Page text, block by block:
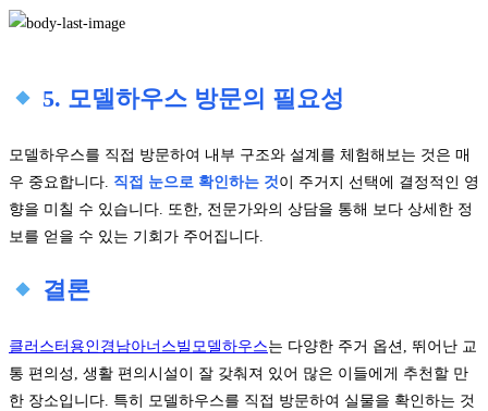
5. 모델하우스 방문의 필요성
모델하우스를 직접 방문하여 내부 구조와 설계를 체험해보는 것은 매
우 중요합니다. 직접 눈으로 확인하는 것이 주거지 선택에 결정적인 영
향을 미칠 수 있습니다. 또한, 전문가와의 상담을 통해 보다 상세한 정
보를 얻을 수 있는 기회가 주어집니다.
결론
클러스터용인경남아너스빌모델하우스는 다양한 주거 옵션, 뛰어난 교
통 편의성, 생활 편의시설이 잘 갖춰져 있어 많은 이들에게 추천할 만
한 장소입니다. 특히 모델하우스를 직접 방문하여 실물을 확인하는 것